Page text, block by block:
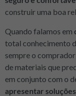
construir uma boa
Quando falamos em
total conhecimento
sempre o
de materiais que
em conjunto com o
apresentar soluções